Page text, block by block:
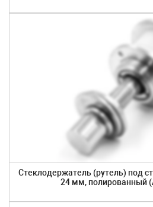
Стеклодержатель (рутель) под
24 мм, полированный